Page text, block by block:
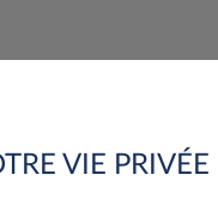
VIE PRIVÉE